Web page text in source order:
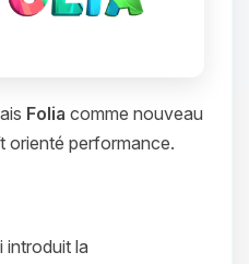
Folia comme nouveau
orienté performance.
introduit la